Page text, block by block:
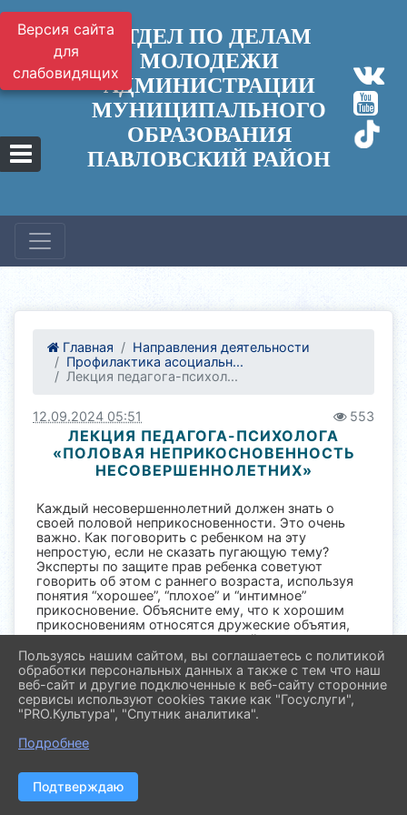
Версия сайта
для
слабовидящих
ОТДЕЛ ПО ДЕЛАМ
МОЛОДЕЖИ
АДМИНИСТРАЦИИ
МУНИЦИПАЛЬНОГО
ОБРАЗОВАНИЯ
ПАВЛОВСКИЙ РАЙОН
Главная
Направления деятельности
Профилактика асоциальн...
Лекция педагога-психол...
12.09.2024 05:51 553
ЛЕКЦИЯ ПЕДАГОГА-ПСИХОЛОГА
«ПОЛОВАЯ НЕПРИКОСНОВЕННОСТЬ
НЕСОВЕРШЕННОЛЕТНИХ»
Каждый несовершеннолетний должен знать о
своей половой неприкосновенности. Это очень
важно. Как поговорить с ребенком на эту
непростую, если не сказать пугающую тему?
Эксперты по защите прав ребенка советуют
говорить об этом с раннего возраста, используя
понятия “хорошее”, “плохое” и “интимное”
прикосновение. Объясните ему, что к хорошим
прикосновениям относятся дружеские объятия,
похлопывание по спине и поцелуй в щечку, а к
плохим – удар или толчок. К интимным – когда
кто-то хочет прикоснуться к подростку, говоря,
что не нужно об этом никому рассказывать. Будьте
уверены в том, что в случае возникновения такой
ситуации, ребенок ответит “нет”.
Кроме того, рекомендуется использовать
купальник или плавки, как наглядное пособие для
ребенка с целью определения интимных мест. Вы
можете сказать ему, что к любому месту, которое
прикрывается купальником или плавками, никто
Пользуясь нашим сайтом, вы соглашаетесь с политикой
обработки персональных данных а также с тем что наш
веб-сайт и другие подключенные к веб-сайту сторонние
сервисы используют cookies такие как "Госуслуги",
"PRO.Культура", "Спутник аналитика".
Подробнее
Подтверждаю